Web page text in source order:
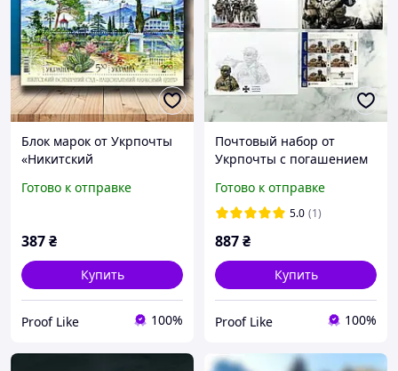
Блок марок от Укрпочты
«Никитский
Национальный научный
Готово к отправке
387₴
Купить
Proof Like 100%
Почтовый набор от
Укрпочты с погашением
Безопасности Украины
(СБУ)», 5 марок, номинал
Готово к отправке
5.0 (1)
887₴
Купить
Proof Like 100%